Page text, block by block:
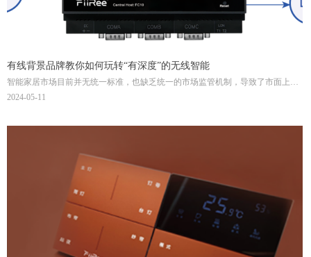
有线背景品牌教你如何玩转“有深度”的无线智能
智能家居市场目前并无统一标准，也缺乏统一的市场监管机制，导致了市面上智
能家居产品鱼龙混杂，系统功能粗浅，产品用料粗糙，只要能接入APP控制，即
2024-05-11